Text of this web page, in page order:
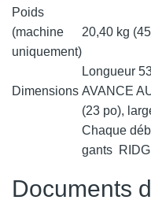
Poids
(machine
uniquement)
20,40 kg
Dimensions
Longueur
AVANCE
(23 po),
Chaque
gants
Documents